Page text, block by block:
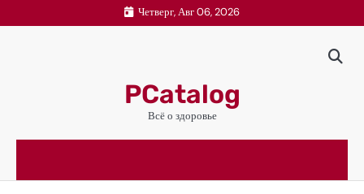
к
Четверг, Авг 06, 2026
PCatalog
Всё о здоровье